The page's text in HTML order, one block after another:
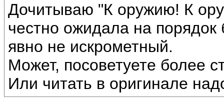
Дочитываю "К оружию! К
честно ожидала на
явно не искрометный.
Может, посоветуете более
Или читать в оригинале